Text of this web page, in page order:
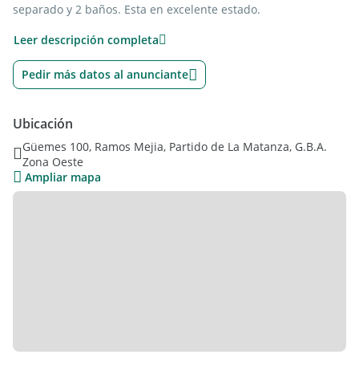
separado y 2 baños. Esta en excelente estado.
El edificio cuenta con camaras de vigilancia.
Esta situado a una cuadra de la estación de tren de Ramos
comercios, colegios y medios de transporte.
Coordina tu visita con nosotros.
Leer descripción completa
Pedir más datos al anunciante
Ubicación
Güemes 100, Ramos Mejia, Partido de La Matanza, G.B.A.
Zona Oeste
Ampliar mapa